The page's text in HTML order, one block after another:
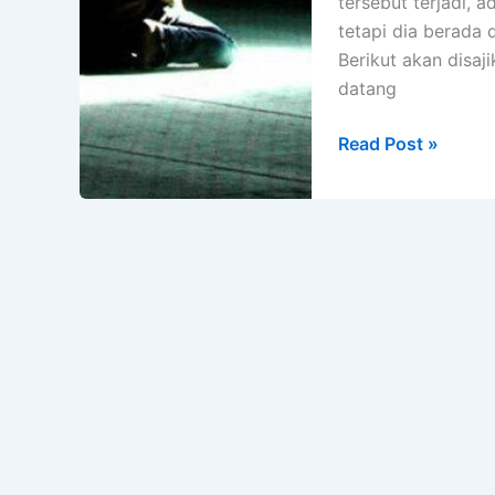
tetapi dia berada
Berikut akan
datang
3
Read Post »